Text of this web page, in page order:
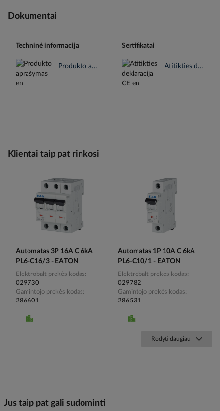
Dokumentai
Techninė informacija
Produkto aprašymas en.pdf
Sertifikatai
Atitikties deklaracija CE en.pdf
Klientai taip pat rinkosi
Automatas 3P 16A C 6kA
PL6-C16/3 - EATON
Elektrobalt prekės kodas
029730
Gamintojo prekės kodas
286601
Automatas 1P 10A C 6kA
PL6-C10/1 - EATON
Elektrobalt prekės kodas
029782
Gamintojo prekės kodas
286531
Rodyti daugiau
Jus taip pat gali sudominti